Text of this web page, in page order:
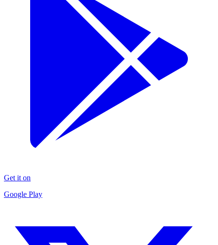
Get it on
Google Play